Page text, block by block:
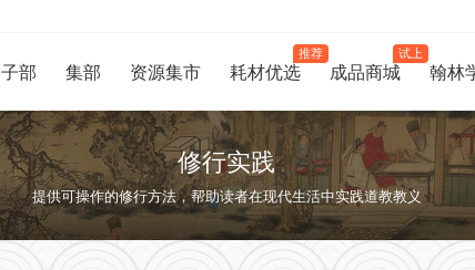
子部 集部 资源集市 耗材优选
推荐
成品商城
试上
翰林
修行实践
提供可操作的修行方法，帮助读者在现代生活中实践道教教义